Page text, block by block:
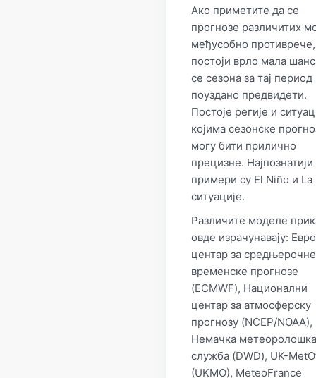
Ако приметите да се
прогнозе различитих
међусобно
постоји врло мала
се сезона за тај
поуздано предвидети.
Постоје регије и
којима сезонске
могу бити прилично
прецизне. Најпознатији
примери су El Niño и La
ситуације.
Различите моделе
овде израчунавају:
центар за средњерочне
временске прогнозе
(ECMWF), Национални
центар за атмосферску
прогнозу (NCEP/NOAA),
Немачка метеоролошка
служба (DWD), UK-
(UKMO), MeteoFrance